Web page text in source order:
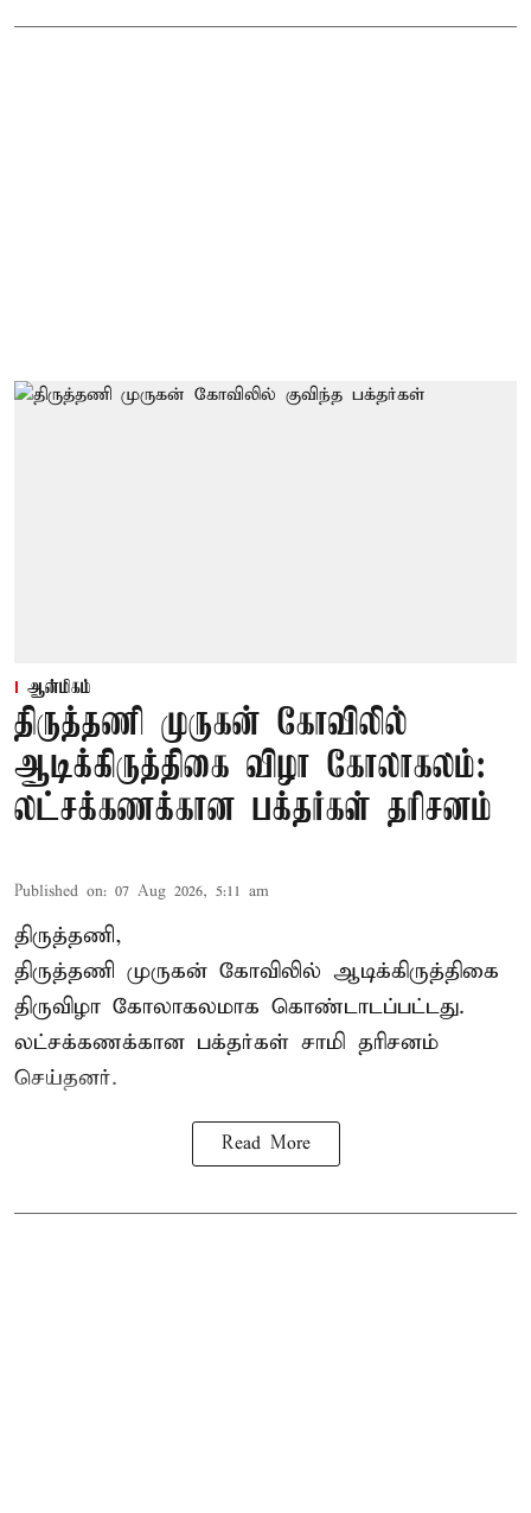
ஆன்மிகம்
திருத்தணி முருகன் கோவிலில்
ஆடிக்கிருத்திகை விழா கோலாகலம்:
லட்சக்கணக்கான பக்தர்கள் தரிசனம்
Published on: 07 Aug 2026, 5:11 am
திருத்தணி,
திருத்தணி முருகன் கோவிலில் ஆடிக்கிருத்திகை
திருவிழா கோலாகலமாக கொண்டாடப்பட்டது.
லட்சக்கணக்கான பக்தர்கள் சாமி தரிசனம்
செய்தனர்.
Read More